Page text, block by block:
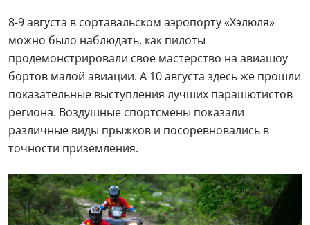
8-9 августа в сортавальском аэропорту «Хэлюля»
можно было наблюдать, как пилоты
продемонстрировали свое мастерство на авиашоу
бортов малой авиации. А 10 августа здесь же прошли
показательные выступления лучших парашютистов
региона. Воздушные спортсмены показали
различные виды прыжков и посоревновались в
точности приземления.